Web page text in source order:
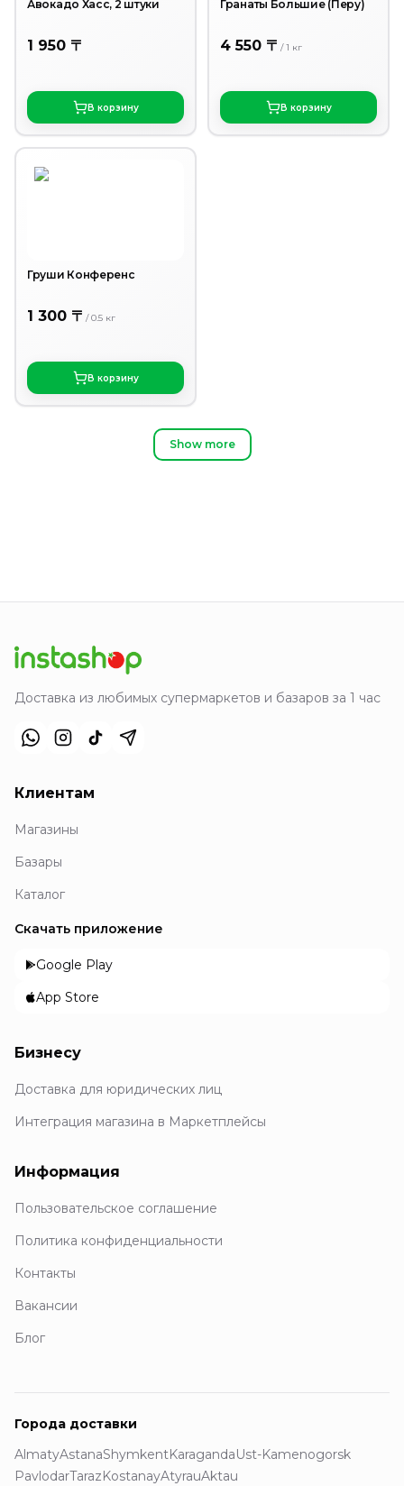
Авокадо Хасс, 2 штуки
1 950 〒
В корзину
Гранаты Большие (Перу)
4 550 〒 /1 кг
В корзину
Груши Конференс
1 300 〒 /0.5 кг
В корзину
Show more
Доставка из любимых супермаркетов и базаров за 1 час
Клиентам
Магазины
Базары
Каталог
Скачать приложение
Google Play
App Store
Бизнесу
Доставка для юридических лиц
Интеграция магазина в Маркетплейсы
Информация
Пользовательское соглашение
Политика конфиденциальности
Контакты
Вакансии
Блог
Города доставки
AlmatyAstanaShymkentKaragandaUst-Kamenogorsk
PavlodarTarazKostanayAtyrauAktau